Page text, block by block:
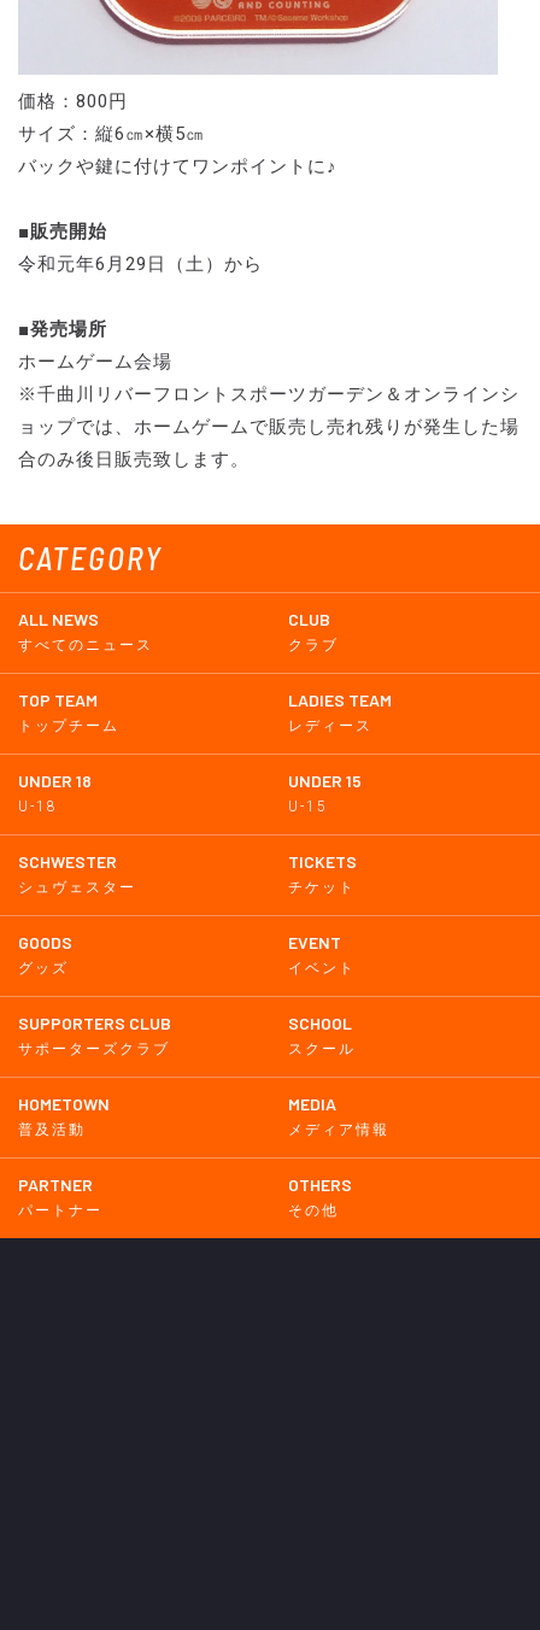
CATEGORY
ALL NEWS
すべてのニュース
CLUB
クラブ
TOP TEAM
トップチーム
LADIES TEAM
レディース
UNDER 18
U-18
UNDER 15
U-15
SCHWESTER
シュヴェスター
TICKETS
チケット
GOODS
グッズ
EVENT
イベント
SUPPORTERS CLUB
サポーターズクラブ
SCHOOL
スクール
HOMETOWN
普及活動
MEDIA
メディア情報
PARTNER
パートナー
OTHERS
その他
価格：800円
サイズ：縦6㎝×横5㎝
バックや鍵に付けてワンポイントに♪
■販売開始
令和元年6月29日（土）から
■発売場所
ホームゲーム会場
※千曲川リバーフロントスポーツガーデン＆オンラインシ
ョップでは、ホームゲームで販売し売れ残りが発生した場
合のみ後日販売致します。